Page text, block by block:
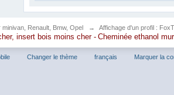
Renault, Bmw, Opel → Affichage d'un profil :
insert bois moins cher - Cheminée ethanol
Changer le thème français Marquer la